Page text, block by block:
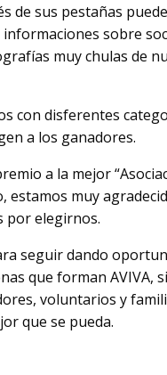
de sus pestañas
sobre
muy chulas de
con disferentes
a los ganadores.
a la mejor
estamos muy
por elegirnos.
seguir dando
que forman AVIVA,
voluntarios y
que se pueda.